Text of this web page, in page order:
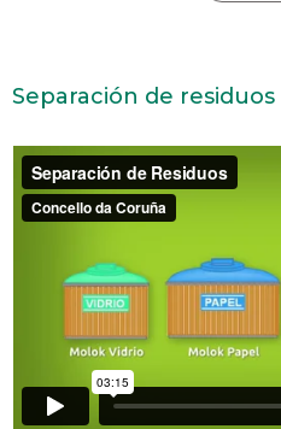
Separación de residuos